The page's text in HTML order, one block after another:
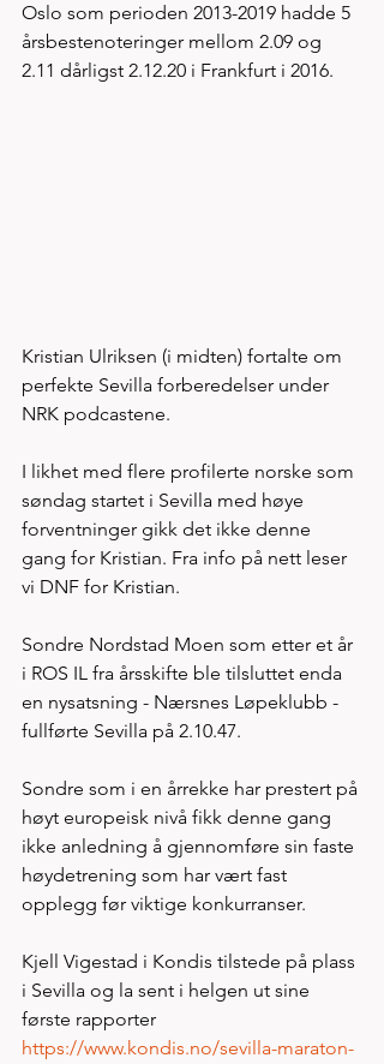
Oslo som perioden 2013-2019 hadde 5
årsbestenoteringer mellom 2.09 og
2.11 dårligst 2.12.20 i Frankfurt i 2016.
Kristian Ulriksen (i midten) fortalte om
perfekte Sevilla forberedelser under
NRK podcastene.
I likhet med flere profilerte norske som
søndag startet i Sevilla med høye
forventninger gikk det ikke denne
gang for Kristian. Fra info på nett leser
vi DNF for Kristian.
Sondre Nordstad Moen som etter et år
i ROS IL fra årsskifte ble tilsluttet enda
en nysatsning - Nærsnes Løpeklubb -
fullførte Sevilla på 2.10.47.
Sondre som i en årrekke har prestert på
høyt europeisk nivå fikk denne gang
ikke anledning å gjennomføre sin faste
høydetrening som har vært fast
opplegg før viktige konkurranser.
Kjell Vigestad i Kondis tilstede på plass
i Sevilla og la sent i helgen ut sine
første rapporter
https://www.kondis.no/sevilla-maraton-